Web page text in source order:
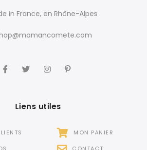
in France, en Rhône-Alpes
Liens utiles
MON PANIER